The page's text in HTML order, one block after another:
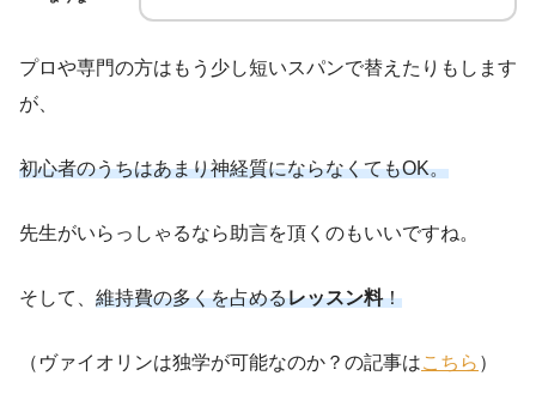
プロや専門の方はもう少し短いスパンで替えたりもします
が、
初心者のうちはあまり神経質にならなくてもOK。
先生がいらっしゃるなら助言を頂くのもいいですね。
そして、 維持費の多くを占めるレッスン料！
（ヴァイオリンは独学が可能なのか？の記事はこちら ）